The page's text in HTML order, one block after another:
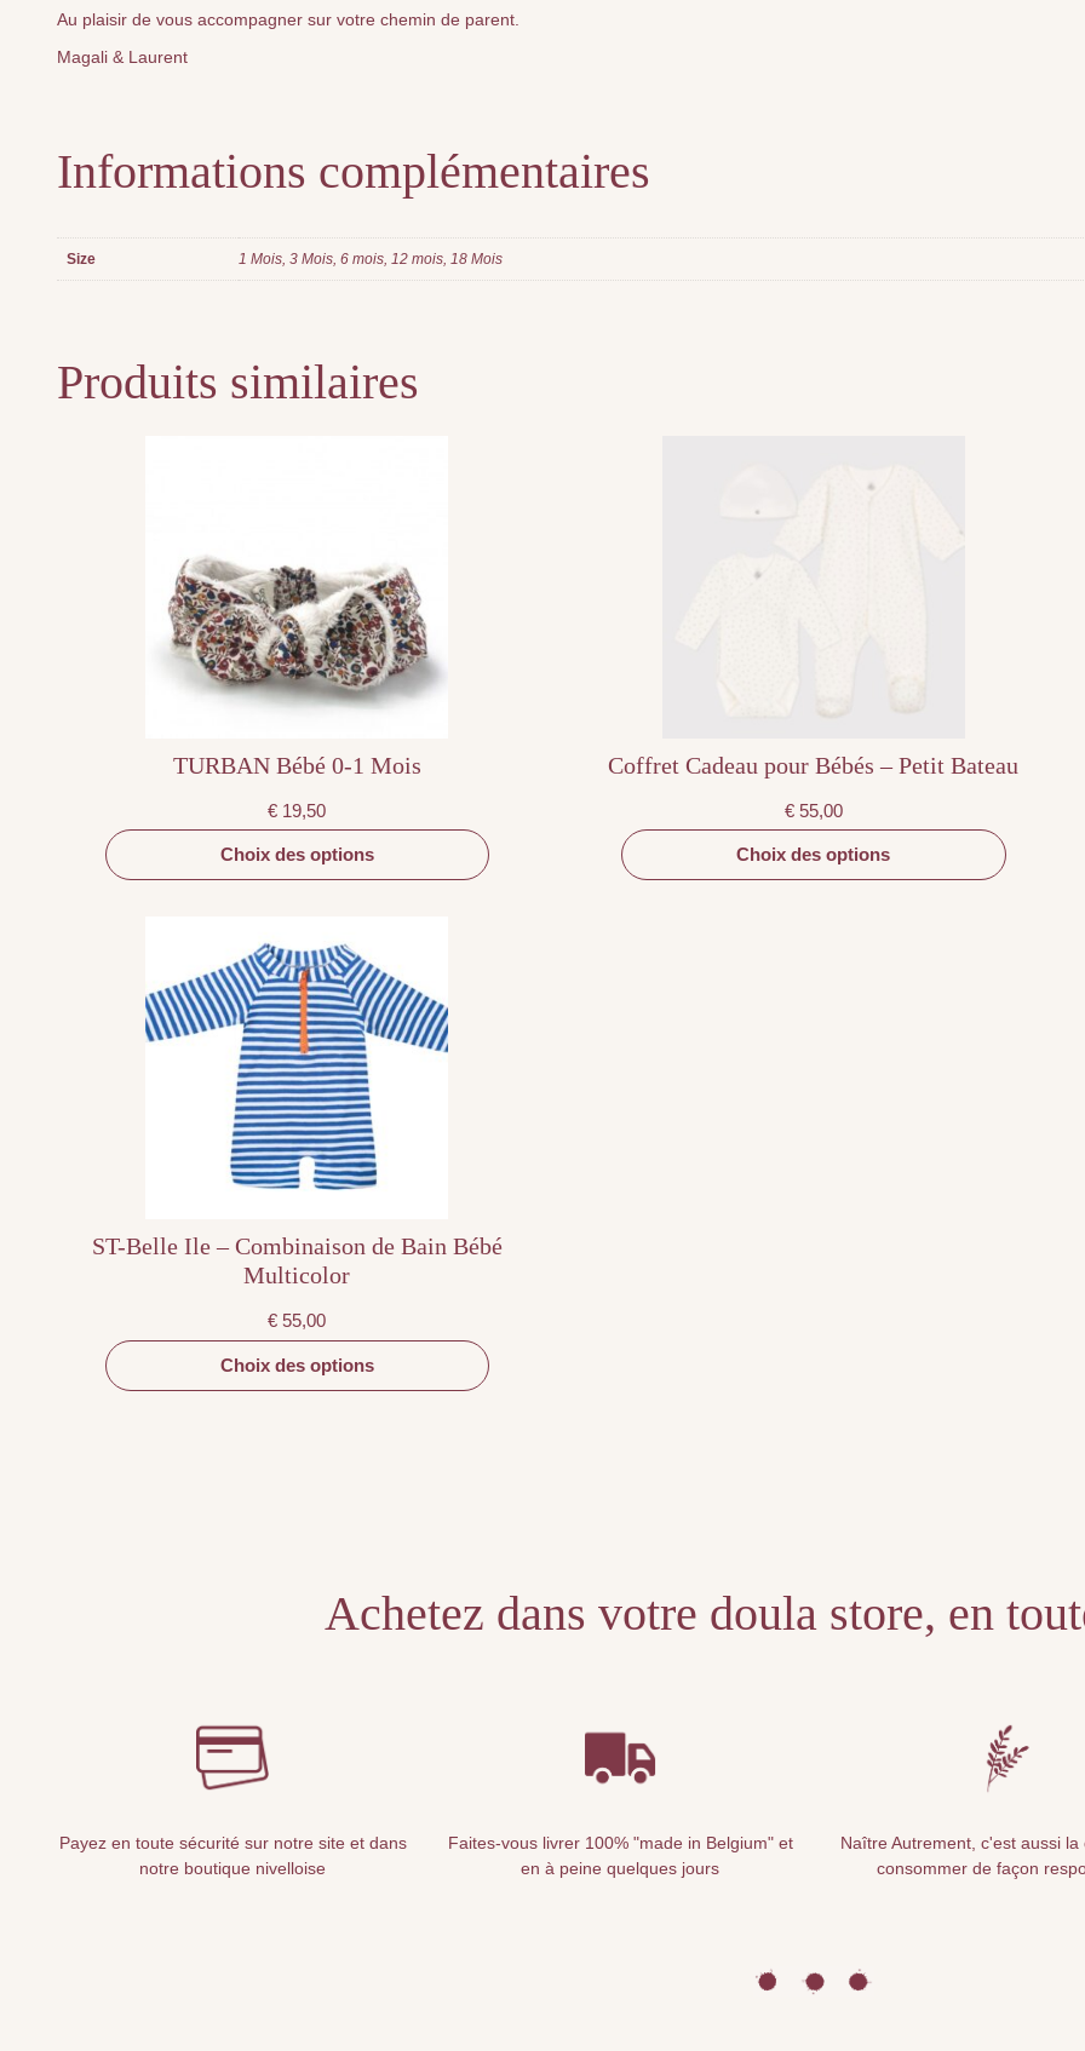
Au plaisir de vous accompagner sur votre chemin de parent.
Magali & Laurent
Informations complémentaires
Size 1 Mois, 3 Mois, 6 mois, 12 mois, 18 Mois
Produits similaires
TURBAN Bébé 0-1 Mois
€ 19,50
Choix des options
peuvent
être
choisies
sur
la
page
du
produit
Coffret Cadeau pour Bébés – Petit Bateau
€55,00
Choix des options
ST-Belle Ile – Combinaison de Bain Bébé
Multicolor
€ 55,00
Choix des options
produit
a
plusieurs
variations.
Les
options
peuvent
être
choisies
sur
la
page
du
produit
Achetez dans votre doula store, en
Payez en toute sécurité sur notre site et dans
notre boutique nivelloise
Faites-vous livrer 100% "made in Belgium" et
en à peine quelques jours
Naître Autrement, c'est aussi la
consommer de façon